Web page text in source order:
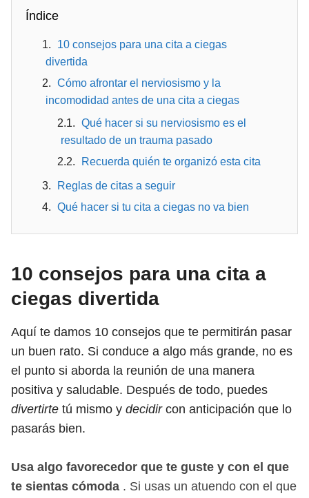
Índice
10 consejos para una cita a ciegas
divertida
Cómo afrontar el nerviosismo y la
incomodidad antes de una cita a ciegas
Qué hacer si su nerviosismo es el
resultado de un trauma pasado
Recuerda quién te organizó esta cita
Reglas de citas a seguir
Qué hacer si tu cita a ciegas no va bien
10 consejos para una cita a
ciegas divertida
Aquí te damos 10 consejos que te permitirán pasar
un buen rato. Si conduce a algo más grande, no es
el punto si aborda la reunión de una manera
positiva y saludable. Después de todo, puedes
divertirte tú mismo y decidircon anticipación que lo
pasarás bien.
Usa algo favorecedor que te guste y con el que
te sientas cómoda . Si usas un atuendo con el que